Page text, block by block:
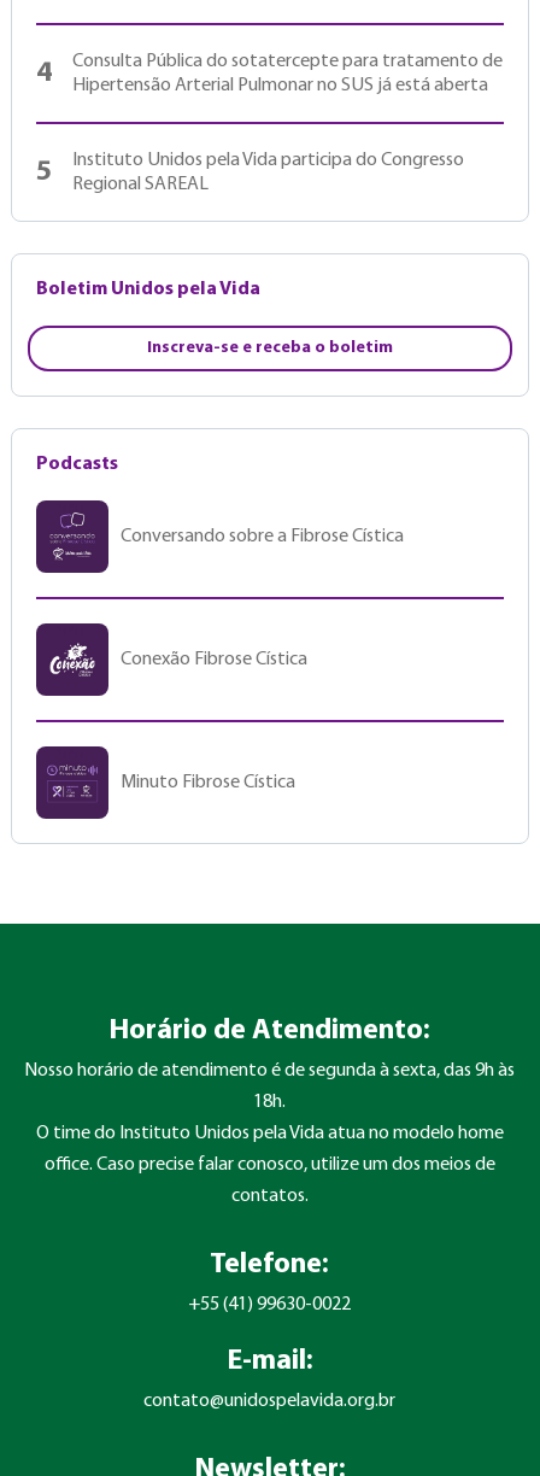
4
Consulta Pública do sotatercepte para tratamento de
Hipertensão Arterial Pulmonar no SUS já está aberta
5
Instituto Unidos pela Vida participa do Congresso
Regional SAREAL
Boletim Unidos pela Vida
Inscreva-se e receba o boletim
Podcasts
Conversando sobre a Fibrose Cística
Conexão Fibrose Cística
Minuto Fibrose Cística
Horário de Atendimento:
Nosso horário de atendimento é de segunda à sexta, das 9h às
18h.
O time do Instituto Unidos pela Vida atua no modelo home
office. Caso precise falar conosco, utilize um dos meios de
contatos.
Telefone:
+55 (41) 99630-0022
E-mail:
contato@unidospelavida.org.br
Newsletter: